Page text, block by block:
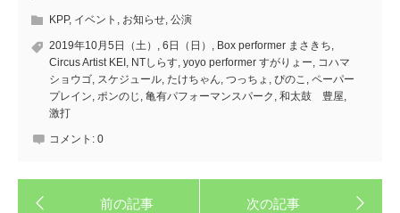
KPP, イベント お知らせ 公演
2019年10月5日（土） 6日（日） Box performer まさきち
Circus Artist KEI NTしらす yoyo performer すがりょー
コハマ
ショウゴ スケジュール たけちゃん つっちょ ぴのこ
ペーパー
プレイン ポンのじ 亀有パフォーマンスパーク 和太鼓 豊屋
激打
コメント: 0